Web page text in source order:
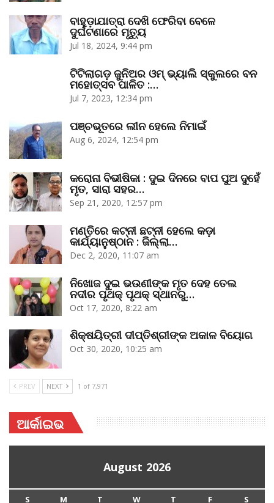
ବାହୁଡ଼ାଯାତ୍ରା ଦେଖି ଫେରିବା ବେଳେ
ଦୁର୍ଘଟଣାରେ ମୃତ୍ୟୁ
Jul 18, 2024, 9:44 pm
ଟିଟିଲାଗଡ଼ ଜୁନିଅର ଓମ୍‌ ଭ୍ୟାଲି ସ୍କୁଲରେ ବନ
ମହୋତ୍ସବ ପାଳିତ :…
Jul 7, 2023, 12:34 pm
ପଞ୍ଚଭୂତରେ ଲୀନ ହେଲେ ନିମାଇଁ
Aug 6, 2024, 12:54 pm
କରୋନା ବିଭୀଷିକା : ଦୁଇ ଦିନରେ ବାପ ପୁଅ ଦୁହେଁ
ମୃତ, ସାରା ସହର…
Sep 21, 2020, 12:57 pm
ମଣ୍ତିରେ କଟ୍‌ନୀ ଛଟ୍‌ନୀ ହେଲେ କଡ଼ା
କାର୍ଯ୍ୟାନୁଷ୍ଠାନ : ଜିଲ୍ଲା…
Dec 2, 2020, 11:07 am
ନିଖୋଜ ଦୁଇ ଭଉଣୀଙ୍କ ମୃତ ଦେହ ତେଲ
ନଦୀର ପୃଥକ୍‌ ପୃଥକ୍‌ ସ୍ଥାନରୁ…
Oct 17, 2020, 8:22 am
ଶିକ୍ଷୟିତ୍ରୀ ଦୀପ୍ତିଶ୍ରୀଙ୍କ ଅକାଳ ବିୟୋଗ
Oct 30, 2020, 10:25 am
PREV NEXT 1 of 7,971
ଆର୍କାଇଭ
August 2026
S M T W T F S